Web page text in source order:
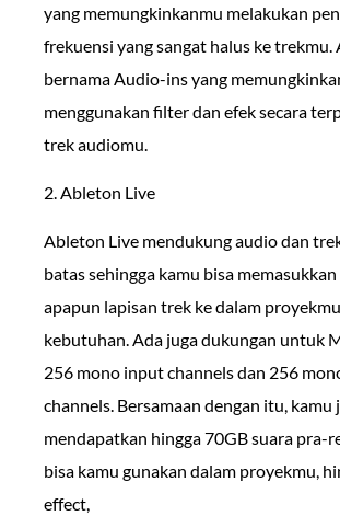
yang memungkinkanmu melakukan
frekuensi yang sangat halus ke trekmu.
bernama Audio-ins yang
menggunakan filter dan efek secara
trek audiomu.
2. Ableton Live
Ableton Live mendukung audio dan
batas sehingga kamu bisa
apapun lapisan trek ke dalam
kebutuhan. Ada juga dukungan untuk
256 mono input channels dan 256
channels. Bersamaan dengan itu, kamu
mendapatkan hingga 70GB suara pra-
bisa kamu gunakan dalam proyekmu,
effect,